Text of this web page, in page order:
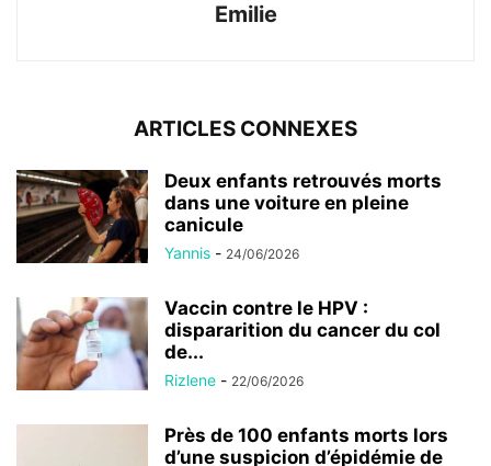
Emilie
ARTICLES CONNEXES
Deux enfants retrouvés morts
dans une voiture en pleine
canicule
Yannis - 24/06/2026
Vaccin contre le HPV :
dispararition du cancer du col
de...
Rizlene - 22/06/2026
Près de 100 enfants morts lors
d’une suspicion d’épidémie de